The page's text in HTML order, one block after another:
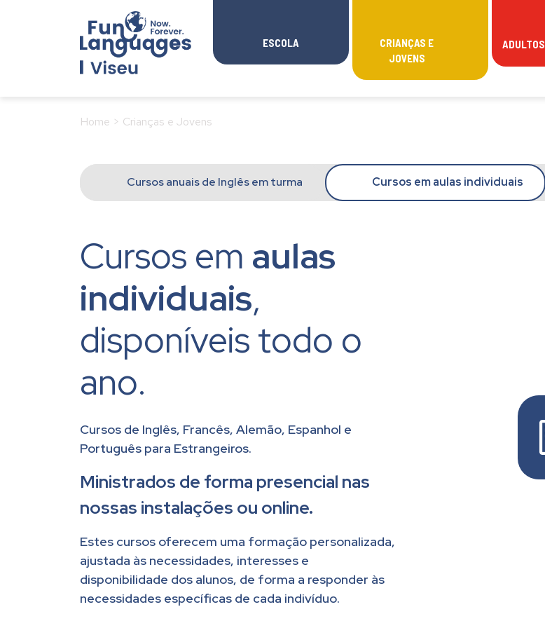
ESCOLA
CRIANÇAS E
JOVENS
ADULTOS
Home > Crianças e Jovens
Cursos anuais de Inglês em turma Cursos em aulas individuais
Cursos em aulas
individuais,
disponíveis todo o
ano.
Cursos de Inglês, Francês, Alemão, Espanhol e
Português para Estrangeiros.
Ministrados de forma presencial nas
nossas instalações ou online.
Estes cursos oferecem uma formação personalizada,
ajustada às necessidades, interesses e
disponibilidade dos alunos, de forma a responder às
necessidades específicas de cada indivíduo.